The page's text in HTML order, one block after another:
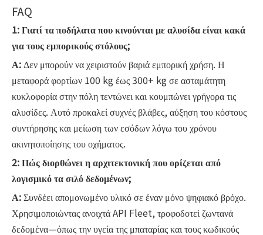
FAQ
1: Γιατί τα ποδήλατα που κινούνται με αλυσίδα είναι κακά
για τους εμπορικούς στόλους;
Α:Δεν μπορούν να χειριστούν βαριά εμπορική χρήση. Η
μεταφορά φορτίων 100 kg έως 300+ kg σε ασταμάτητη
κυκλοφορία στην πόλη τεντώνει και κουμπώνει γρήγορα τις
αλυσίδες. Αυτό προκαλεί συχνές βλάβες, αύξηση του κόστους
συντήρησης και μείωση των εσόδων λόγω του χρόνου
ακινητοποίησης του οχήματος.
2: Πώς διορθώνει η αρχιτεκτονική που ορίζεται από
λογισμικό τα σιλό δεδομένων;
Α:Συνδέει απομονωμένο υλικό σε έναν μόνο ψηφιακό βρόχο.
Χρησιμοποιώντας ανοιχτά API Fleet, τροφοδοτεί ζωντανά
δεδομένα—όπως την υγεία της μπαταρίας και τους κωδικούς